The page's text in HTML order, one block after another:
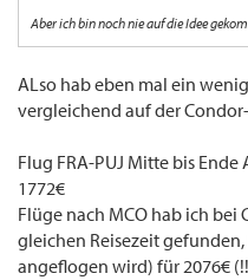
Aber ich bin noch nie auf die Idee
ALso hab eben mal ein
vergleichend auf der
Flug FRA-PUJ Mitte bis
1772€
Flüge nach MCO hab ich
gleichen Reisezeit
angeflogen wird) für 2076€